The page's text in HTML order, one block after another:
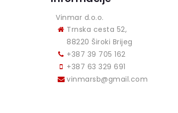
Vinmar d.o.o.
Trnska cesta 52,
88220 Široki Brijeg
+387 39 705 162
+387 63 329 691
vinmarsb@gmail.com